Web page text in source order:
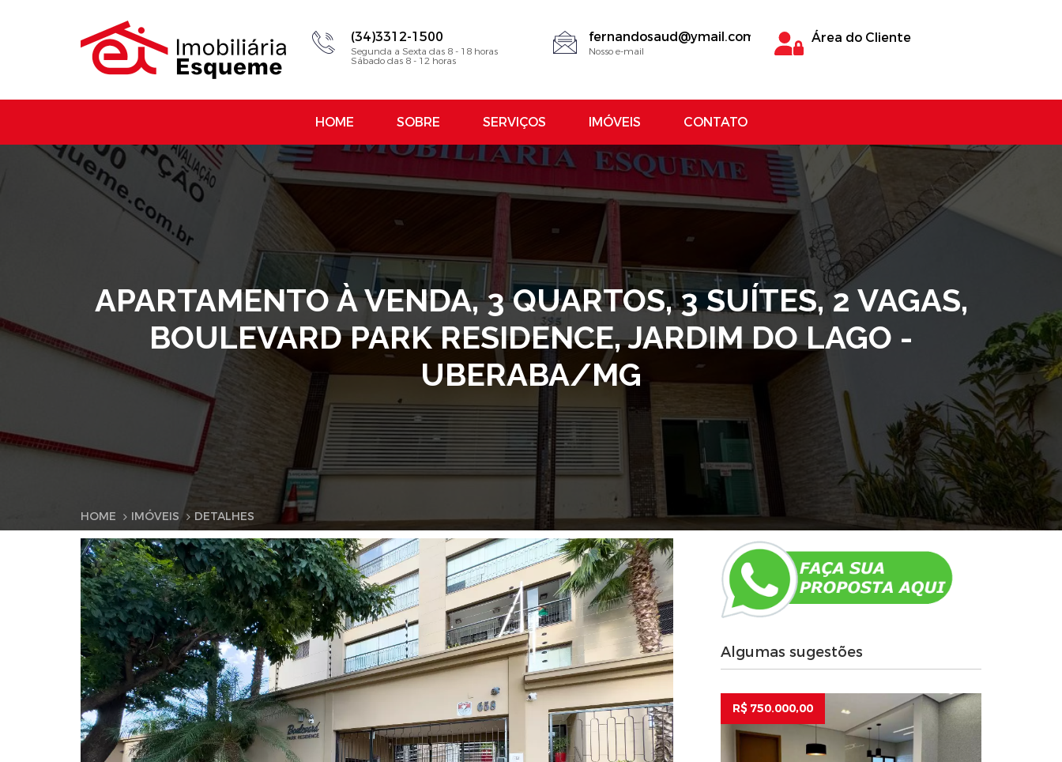
(34)3312-1500
Segunda a Sexta das 8 - 18 horas
Sábado das 8 - 12 horas
fernandosaud@ymail.com
Nosso e-mail
Área do Cliente
HOME SOBRE SERVIÇOS IMÓVEIS CONTATO
APARTAMENTO À VENDA, 3 QUARTOS, 3 SUÍTES, 2 VAGAS,
BOULEVARD PARK RESIDENCE, JARDIM DO LAGO -
UBERABA/MG
HOME IMÓVEIS DETALHES
Algumas sugestões
R$ 750.000,00